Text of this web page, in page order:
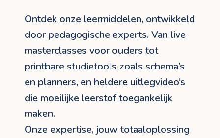
Ontdek onze leermiddelen, ontwikkeld
door pedagogische experts. Van live
masterclasses voor ouders tot
printbare studietools zoals schema’s
en planners, en heldere uitlegvideo’s
die moeilijke leerstof toegankelijk
maken.
Onze expertise, jouw totaaloplossing